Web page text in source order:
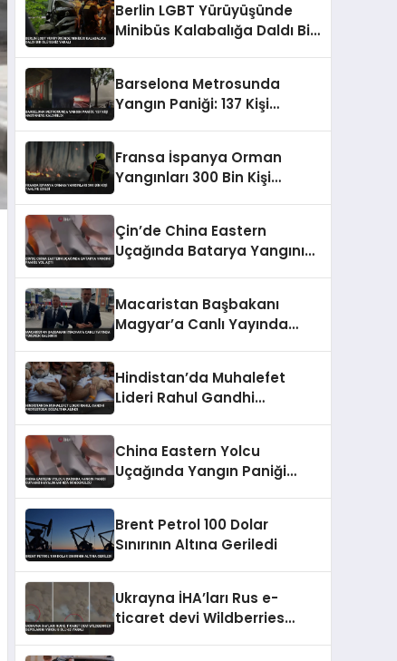
Berlin LGBT Yürüyüşünde
Minibüs Kalabalığa Daldı Bir
Barselona Metrosunda
Yangın Paniği: 137 Kişi
Fransa İspanya Orman
Yangınları 300 Bin Kişi
Çin’de China Eastern
Uçağında Batarya Yangını
Macaristan Başbakanı
Magyar’a Canlı Yayında
Hindistan’da Muhalefet
Lideri Rahul Gandhi
China Eastern Yolcu
Uçağında Yangın Paniği
Brent Petrol 100 Dolar
Sınırının Altına Geriledi
Ukrayna İHA’ları Rus e-
ticaret devi Wildberries